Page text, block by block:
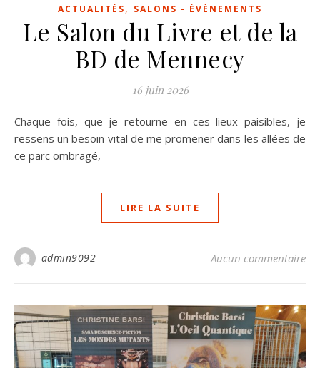
ACTUALITÉS, SALONS - ÉVÉNEMENTS
Le Salon du Livre et de la
BD de Mennecy
16 juin 2026
Chaque fois, que je retourne en ces lieux paisibles, je
ressens un besoin vital de me promener dans les allées de
ce parc ombragé,
LIRE LA SUITE
admin9092 Aucun commentaire